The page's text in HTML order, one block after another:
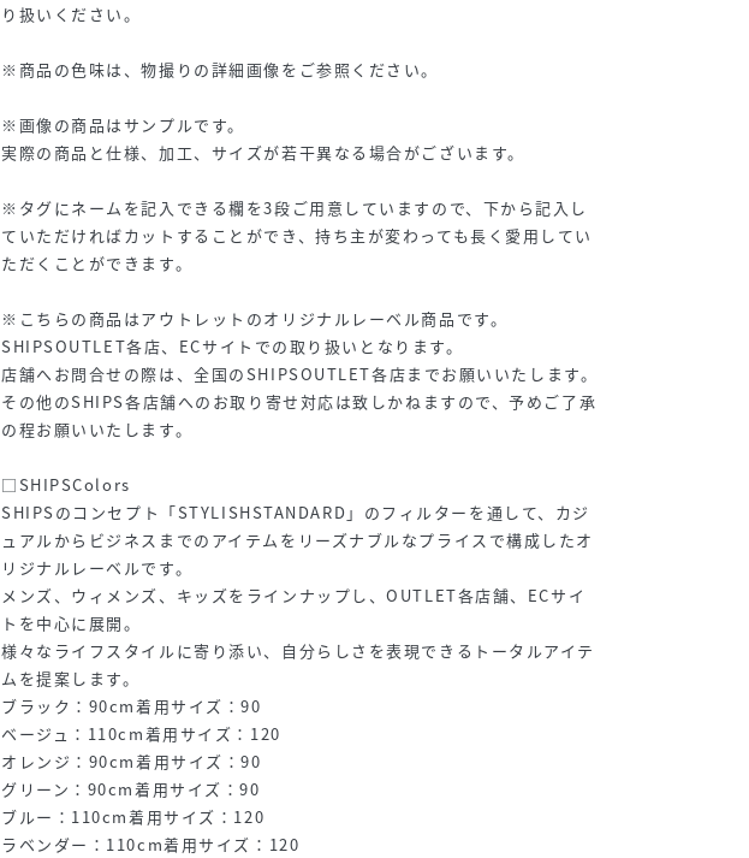
り扱いください。
※商品の色味は、物撮りの詳細画像をご参照ください。
※画像の商品はサンプルです。
実際の商品と仕様、加工、サイズが若干異なる場合がございます。
※タグにネームを記入できる欄を3段ご用意していますので、下から記入し
ていただければカットすることができ、持ち主が変わっても長く愛用してい
ただくことができます。
※こちらの商品はアウトレットのオリジナルレーベル商品です。
SHIPSOUTLET各店、ECサイトでの取り扱いとなります。
店舗へお問合せの際は、全国のSHIPSOUTLET各店までお願いいたします。
その他のSHIPS各店舗へのお取り寄せ対応は致しかねますので、予めご了承
の程お願いいたします。
□SHIPSColors
SHIPSのコンセプト「STYLISHSTANDARD」のフィルターを通して、カジ
ュアルからビジネスまでのアイテムをリーズナブルなプライスで構成したオ
リジナルレーベルです。
メンズ、ウィメンズ、キッズをラインナップし、OUTLET各店舗、ECサイ
トを中心に展開。
様々なライフスタイルに寄り添い、自分らしさを表現できるトータルアイテ
ムを提案します。
ブラック：90cm着用サイズ：90
ベージュ：110cm着用サイズ：120
オレンジ：90cm着用サイズ：90
グリーン：90cm着用サイズ：90
ブルー：110cm着用サイズ：120
ラベンダー：110cm着用サイズ：120